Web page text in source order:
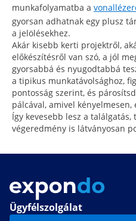
munkafolyamatba a
gyorsan adhatnak egy plusz
a jelölésekhez.
Akár kisebb kerti projektről,
előkészítésről van szó, a jól
gyorsabbá és nyugodtabbá
a tipikus munkatávolsághoz,
pontosság szerint, és
pálcával, amivel
Így kevesebb lesz a
végeredmény is látványosan
Ügyfélszolgálat